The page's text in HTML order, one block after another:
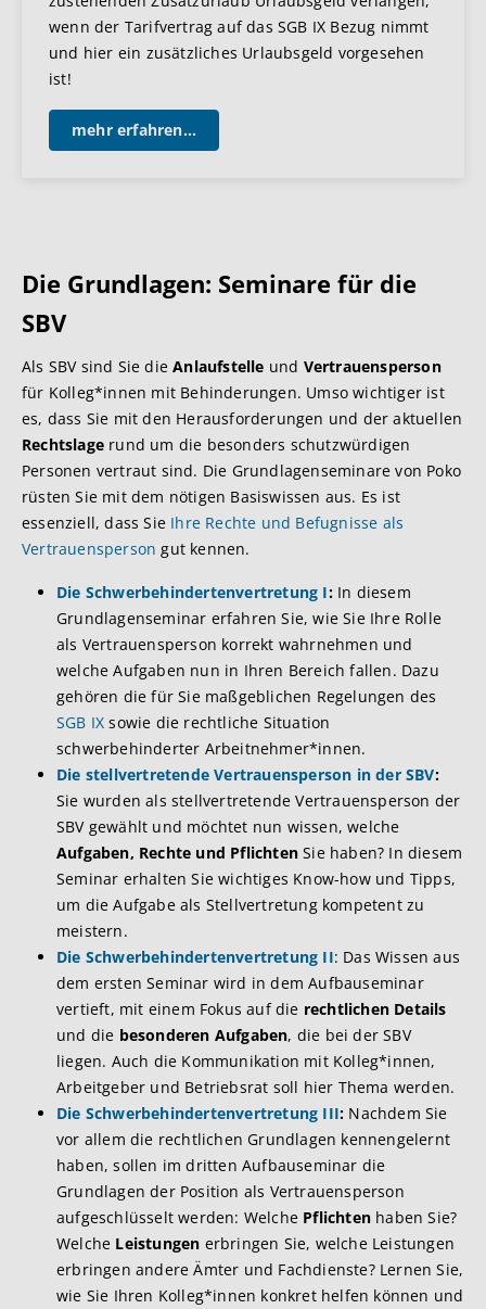
wenn der Tarifvertrag auf das SGB IX Bezug nimmt
und hier ein zusätzliches Urlaubsgeld vorgesehen
ist!
mehr erfahren...
Die Grundlagen: Seminare für die
SBV
Als SBV sind Sie dieAnlaufstelle und Vertrauensperson
für Kolleg*innen mit Behinderungen. Umso wichtiger ist
es, dass Sie mit den Herausforderungen und der aktuellen
Rechtslage rund um die besonders schutzwürdigen
Personen vertraut sind. Die Grundlagenseminare von Poko
rüsten Sie mit dem nötigen Basiswissen aus. Es ist
essenziell, dass Sie Ihre Rechte und Befugnisse als
Vertrauensperson gut kennen.
Die Schwerbehindertenvertretung I:In diesem
Grundlagenseminar erfahren Sie, wie Sie Ihre Rolle
als Vertrauensperson korrekt wahrnehmen und
welche Aufgaben nun in Ihren Bereich fallen. Dazu
gehören die für Sie maßgeblichen Regelungen des
SGB IX sowie die rechtliche Situation
schwerbehinderter Arbeitnehmer*innen.
Die stellvertretende Vertrauensperson in der SBV:
Sie wurden als stellvertretende Vertrauensperson der
SBV gewählt und möchtet nun wissen, welche
Aufgaben, Rechte und Pflichten Sie haben? In diesem
Seminar erhalten Sie wichtiges Know-how und Tipps,
um die Aufgabe als Stellvertretung kompetent zu
meistern.
Die Schwerbehindertenvertretung II: Das Wissen aus
dem ersten Seminar wird in dem Aufbauseminar
vertieft, mit einem Fokus auf die rechtlichen Details
und die besonderen Aufgaben, die bei der SBV
liegen. Auch die Kommunikation mit Kolleg*innen,
Arbeitgeber und Betriebsrat soll hier Thema werden.
Die Schwerbehindertenvertretung III: Nachdem Sie
vor allem die rechtlichen Grundlagen kennengelernt
haben, sollen im dritten Aufbauseminar die
Grundlagen der Position als Vertrauensperson
aufgeschlüsselt werden: Welche Pflichten haben Sie?
Welche Leistungen erbringen Sie, welche Leistungen
erbringen andere Ämter und Fachdienste? Lernen Sie,
wie Sie Ihren Kolleg*innen konkret helfen können und